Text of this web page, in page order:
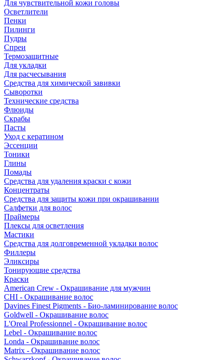
Для чувствительной кожи головы
Осветлители
Пенки
Пилинги
Пудры
Спреи
Термозащитные
Для укладки
Для расчесывания
Средства для химической завивки
Сыворотки
Технические средства
Флюиды
Скрабы
Пасты
Уход с кератином
Эссенции
Тоники
Глины
Помады
Средства для удаления краски с кожи
Концентраты
Средства для защиты кожи при окрашивании
Салфетки для волос
Праймеры
Плексы для осветления
Мастики
Средства для долговременной укладки волос
Филлеры
Эликсиры
Тонирующие средства
Краски
American Crew - Окрашивание для мужчин
CHI - Окрашивание волос
Davines Finest Pigments - Био-ламинирование волос
Goldwell - Окрашивание волос
L'Oreal Professionnel - Окрашивание волос
Lebel - Окрашивание волос
Londa - Окрашивание волос
Matrix - Окрашивание волос